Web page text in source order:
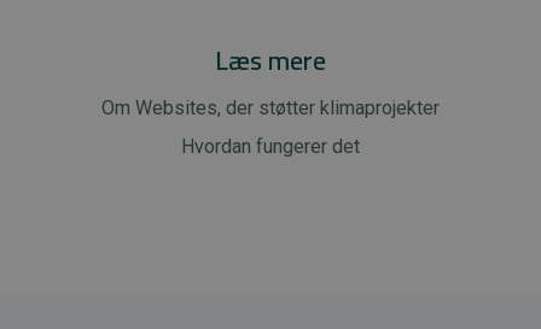
Læs mere
Om Websites, der støtter klimaprojekter
Hvordan fungerer det